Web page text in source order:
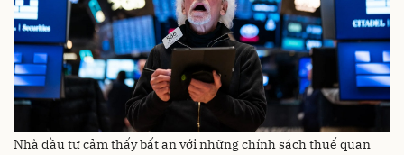
Nhà đầu tư cảm thấy bất an với những chính sách thuế quan